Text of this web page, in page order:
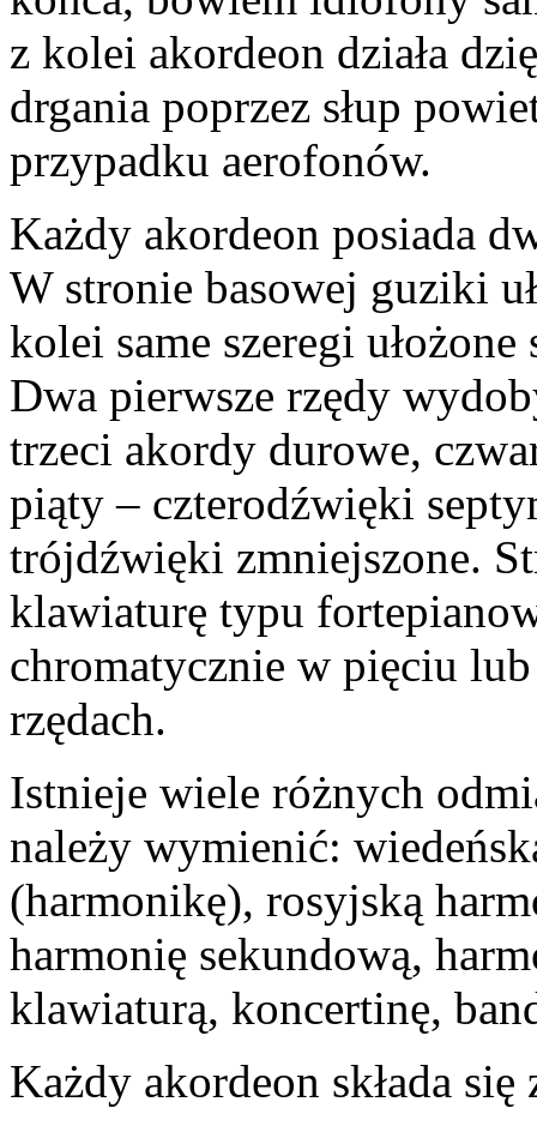
z kolei akordeon działa
drgania poprzez słup
przypadku aerofonów.
Każdy akordeon posiada
W stronie basowej guziki
kolei same szeregi
Dwa pierwsze rzędy
trzeci akordy durowe,
piąty – czterodźwięki
trójdźwięki zmniejszone.
klawiaturę typu
chromatycznie w pięciu
rzędach.
Istnieje wiele różnych
należy wymienić:
(harmonikę), rosyjską
harmonię sekundową,
klawiaturą, koncertinę,
Każdy akordeon składa